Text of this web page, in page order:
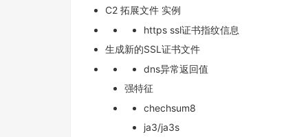
C2 拓展文件 实例
https ssl证书指纹信息
生成新的SSL证书文件
dns异常返回值
强特征
chechsum8
ja3/ja3s